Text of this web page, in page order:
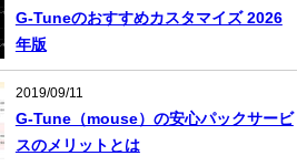
G-Tuneのおすすめカスタマイズ 2026
年版
2019/09/11
G-Tune（mouse）の安心パックサービ
スのメリットとは